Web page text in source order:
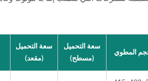
المطوي
سعة التحميل
(مسطح)
سعة التحميل
(مقعد)